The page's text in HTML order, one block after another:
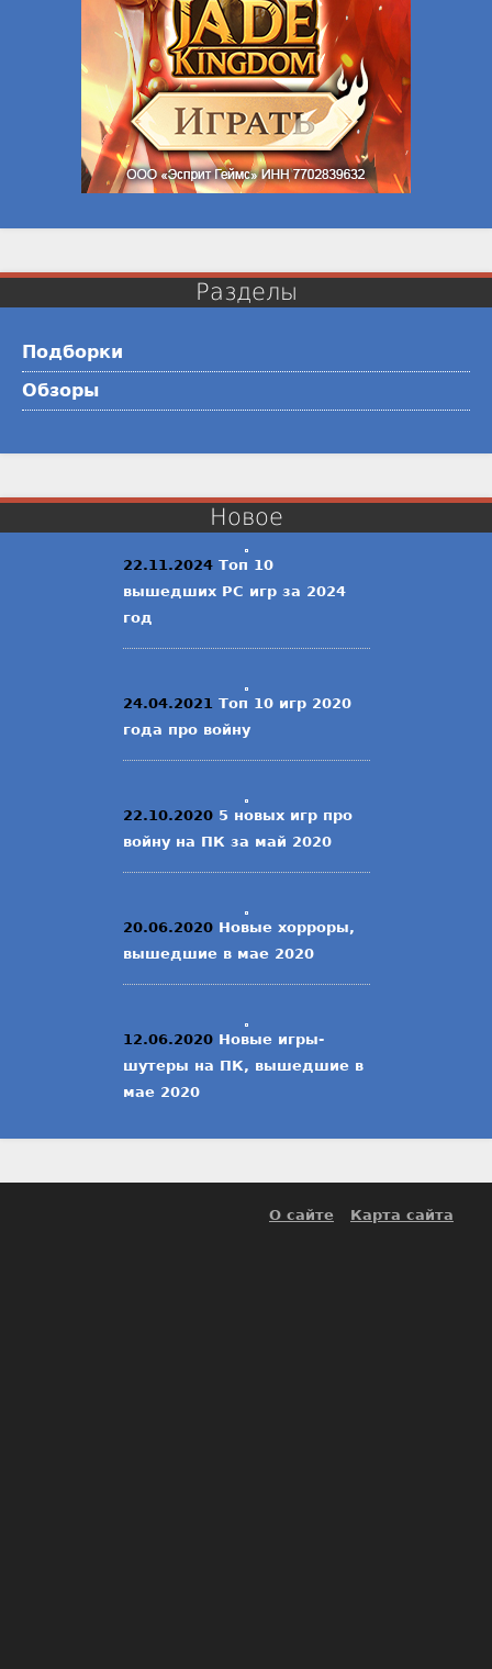
Разделы
Подборки
Обзоры
Новое
22.11.2024 Топ 10
вышедших PC игр за 2024
год
24.04.2021 Топ 10 игр 2020
года про войну
22.10.2020 5 новых игр про
войну на ПК за май 2020
20.06.2020 Новые хорроры,
вышедшие в мае 2020
12.06.2020 Новые игры-
шутеры на ПК, вышедшие в
мае 2020
О сайте Карта сайта